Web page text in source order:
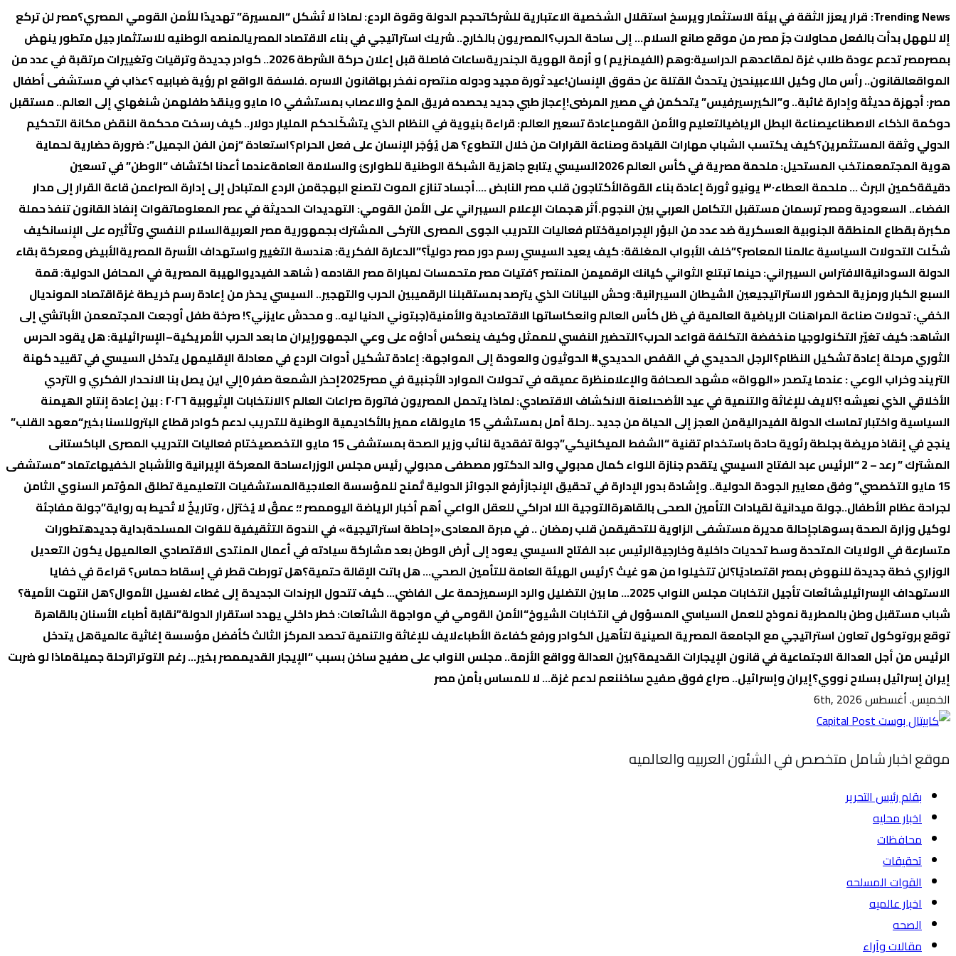
التجاوز
إلى
المحتوى
Trending News: قرار يعزز الثقة في بيئة الاستثمار ويرسخ استقلال الشخصية الاعتبارية للشركاتحجم الدولة وقوة الردع: لماذا لا تُشكل “المسيرة” تهديدًا للأمن القومي المصري؟‏مصر لن تركع
إلا للههل بدأت بالفعل محاولات جرِّ مصر من موقع صانع السلام… إلى ساحة الحرب؟المصريون بالخارج.. شريك استراتيجي في بناء الاقتصاد المصريالمنصه الوطنيه للاستثمار جيل متطور ينهض
بمصرمصر تدعم عودة طلاب غزة لمقاعدهم الدراسية:وهم (الفيمنزيم ) و أزمة الهوية الجندرية
ساعات فاصلة قبل إعلان حركة الشرطة 2026.. كوادر جديدة وترقيات وتغييرات مرتقبة في عدد من
المواقعالقانون.. رأس مال وكيل اللاعبينحين يتحدث القتلة عن حقوق الإنسان!عيد ثورة مجيد ودوله منتصره نفخر بهاقانون الاسره .فلسفة الواقع ام رؤية ضبابيه ؟عذاب في مستشفى أطفال
مصر: أجهزة حديثة وإدارة غائبة.. و”الكيرسيرفيس” يتحكمن في مصير المرضى!إعجاز طبي جديد يحصده فريق المخ والاعصاب بمستشفي ١٥ مايو وينقذ طفله
من شنغهاي إلى العالم.. مستقبل
حوكمة الذكاء الاصطناعيصناعة البطل الرياضيالتعليم والأمن القومىإعادة تسعير العالم: قراءة بنيوية في النظام الذي يتشكّلحكم المليار دولار.. كيف رسخت محكمة النقض مكانة التحكيم
الدولي وثقة المستثمرين؟كيف يكتسب الشباب مهارات القيادة وصناعة القرارات من خلال التطوع؟هل يُؤجَر الإنسان على فعل الحرام؟استعادة “زمن الفن الجميل”: ضرورة حضارية لحماية
هوية المجتمعمنتخب المستحيل: ملحمة مصرية في كأس العالم 2026 السيسي يتابع جاهزية الشبكة الوطنية للطوارئ والسلامة العامةعندما أعدنا اكتشاف “الوطن” في تسعين
دقيقةكمين البرث … ملحمة العطاء٣٠ يونيو ثورة إعادة بناء القوة الأكتاجون قلب مصر النابض ….أجساد تنازع الموت لتصنع البهجةمن الردع المتبادل إلى إدارة الصراعمن قاعة القرار إلى مدار
الفضاء.. السعودية ومصر ترسمان مستقبل التكامل العربي بين النجوم.أثر هجمات الإعلام السيبراني على الأمن القومي: التهديدات الحديثة في عصر المعلوماتقوات إنفاذ القانون تنفذ حملة
مكبرة بقطاع المنطقة الجنوبية العسكرية ضد عدد من البؤر الإجراميةختام فعاليات التدريب الجوى المصرى التركى المشترك بجمهورية مصر العربيةالسلام النفسي وتأثيره على الإنسانكيف
شكّلت التحولات السياسية عالمنا المعاصر؟​”خلف الأبواب المغلقة: كيف يعيد السيسي رسم دور مصر دولياً؟”الدعارة الفكرية: هندسة التغيير واستهداف الأسرة المصريةالأبيض ومعركة بقاء
الدولة السودانيةالافتراس السيبراني: حينما تبتلع الثواني كيانك الرقميمن المنتصر ؟فتيات مصر متحمسات لمباراة مصر القادمه ( شاهد الفيديوالهيبة المصرية في المحافل الدولية: قمة
السبع الكبار ورمزية الحضور الاستراتيجيعين الشيطان السيبرانية: وحش البيانات الذي يترصد بمستقبلنا الرقميبين الحرب والتهجير.. السيسي يحذر من إعادة رسم خريطة غزةاقتصاد المونديال
الخفي: تحولات صناعة المراهنات الرياضية العالمية في ظل كأس العالم وانعكاساتها الاقتصادية والأمنية(جبتوني الدنيا ليه.. و محدش عايزني؟! صرخة طفل أوجعت المجتمعمن الأباتشي إلى
الشاهد: كيف تغيّر التكنولوجيا منخفضة التكلفة قواعد الحرب؟التحضير النفسي للممثل وكيف ينعكس أداؤه على وعي الجمهورإيران ما بعد الحرب الأمريكية–الإسرائيلية: هل يقود الحرس
الثوري مرحلة إعادة تشكيل النظام؟الرجل الحديدي في القفص الحديدي# الحوثيون والعودة إلى المواجهة: إعادة تشكيل أدوات الردع في معادلة الإقليمهل يتدخل السيسي في تقييد كهنة
التريند وخراب الوعي : عندما يتصدر «الهواة» مشهد الصحافة والإعلامنظرة عميقه في تحولات الموارد الأجنبية في مصر2025 إحذر الشمعة صفر 0 إلي اين يصل بنا الانحدار الفكري و التردي
الأخلاقي الذي نعيشه !؟لايف للإغاثة والتنمية في عيد الأضحىلعنة الانكشاف الاقتصادي: لماذا یتحمل المصریون فاتورة صراعات العالم ؟
الانتخابات الإثیوبیة ٢٠٢٦ : بین إعادة إنتاج الھیمنة
السیاسیة واختبار تماسك الدولة الفیدرالیةمن العجز إلى الحياة من جديد ..رحلة أمل بمستشفي 15 مايو لقاء مميز بالأكاديمية الوطنية للتدريب لدعم كوادر قطاع البتروللسنا بخير“معهد القلب”
ينجح في إنقاذ مريضة بجلطة رئوية حادة باستخدام تقنية “الشفط الميكانيكي”جولة تفقدية لنائب وزير الصحة بمستشفى 15 مايو التخصصي
ختام فعاليات التدريب المصرى الباكستانى
المشترك ” رعد – 2 “
الرئيس عبد الفتاح السيسي يتقدم جنازة اللواء كمال مدبولي والد الدكتور مصطفى مدبولي رئيس مجلس الوزراءساحة المعركة الإيرانية والأشباح الخفيهاعتماد “مستشفى
15 مايو التخصصي” وفق معايير الجودة الدولية.. وإشادة بدور الإدارة في تحقيق الإنجاز
أرفع الجوائز الدولية تٌمنح للمؤسسة العلاجيةالمستشفيات التعليمية تطلق المؤتمر السنوي الثامن
لجراحة عظام الأطفال..جولة ميدانية لقيادات التأمين الصحى بالقاهرةالتوجية اللا ادراكي للعقل الواعيأهم أخبار الرياضة اليوممصر ؛؛ عمقٌ لا يُختزل ، وتاريخٌ لا تُحيط به رواية”جولة مفاجئة
لوكيل وزارة الصحة بسوهاجإحالة مديرة مستشفى الزاوية للتحقيقمن قلب رمضان .. في مبرة المعادى«إحاطة استراتيجية» في الندوة التثقيفية للقوات المسلحةبداية جديدهتطورات
متسارعة في الولايات المتحدة وسط تحديات داخلية وخارجيةالرئيس عبد الفتاح السيسي يعود إلى أرض الوطن بعد مشاركة سيادته في أعمال المنتدى الاقتصادي العالميهل يكون التعديل
الوزاري خطة جديدة للنهوض بمصر اقتصاديًا؟لن تتخيلوا من هو غيث ؟رئيس الهيئة العامة للتأمين الصحي… هل باتت الإقالة حتمية؟هل تورطت قطر في إسقاط حماس؟ قراءة في خفايا
الاستهداف الإسرائيليشائعات تأجيل انتخابات مجلس النواب 2025… ما بين التضليل والرد الرسمي زحمة على الفاضي… كيف تتحول البرندات الجديدة إلى غطاء لغسيل الأموال؟هل انتهت الأمية؟
شباب مستقبل وطن بالمطرية نموذج للعمل السياسي المسؤول في انتخابات الشيوخ“الأمن القومي في مواجهة الشائعات: خطر داخلي يهدد استقرار الدولة”نقابة أطباء الأسنان بالقاهرة
توقع بروتوكول تعاون استراتيجي مع الجامعة المصرية الصينية لتأهيل الكوادر ورفع كفاءة الأطباءلايف للإغاثة والتنمية تحصد المركز الثالث كأفضل مؤسسة إغاثية عالميةهل يتدخل
الرئيس من أجل العدالة الاجتماعية في قانون الإيجارات القديمة؟بين العدالة وواقع الأزمة.. مجلس النواب على صفيح ساخن بسبب “الإيجار القديممصر بخير… رغم التوتراترحلة جميلةماذا لو ضربت
إيران إسرائيل بسلاح نووي؟إيران وإسرائيل.. صراع فوق صفيح ساخننعم لدعم غزة… لا للمساس بأمن مصر
الخميس. أغسطس 6th, 2026
موقع اخبار شامل متخصص في الشئون العربيه والعالميه
بقلم رئيس التحرير
اخبار محليه
محافظات
تحقيقات
القوات المسلحه
اخبار عالميه
الصحه
مقالات وآراء